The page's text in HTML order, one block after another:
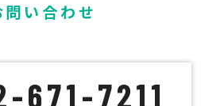
問い合わせ
671-7211